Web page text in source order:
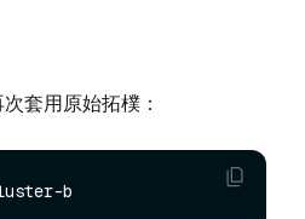
套用原始拓樸：